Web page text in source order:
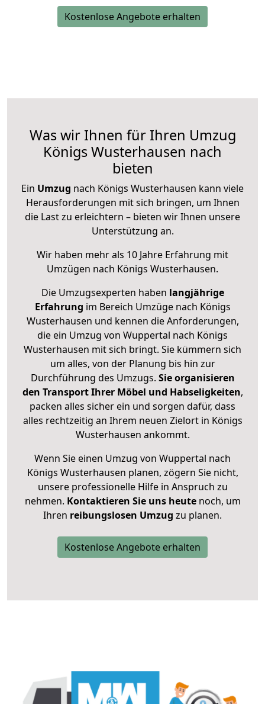
Kostenlose Angebote erhalten
Was wir Ihnen für Ihren Umzug
Königs Wusterhausen nach
bieten
Ein Umzug nach Königs Wusterhausen kann viele
Herausforderungen mit sich bringen, um Ihnen
die Last zu erleichtern – bieten wir Ihnen unsere
Unterstützung an.
Wir haben mehr als 10 Jahre Erfahrung mit
Umzügen nach Königs Wusterhausen.
Die Umzugsexperten haben langjährige
Erfahrung im Bereich Umzüge nach Königs
Wusterhausen und kennen die Anforderungen,
die ein Umzug von Wuppertal nach Königs
Wusterhausen mit sich bringt. Sie kümmern sich
um alles, von der Planung bis hin zur
Durchführung des Umzugs. Sie organisieren
den Transport Ihrer Möbel und Habseligkeiten,
packen alles sicher ein und sorgen dafür, dass
alles rechtzeitig an Ihrem neuen Zielort in Königs
Wusterhausen ankommt.
Wenn Sie einen Umzug von Wuppertal nach
Königs Wusterhausen planen, zögern Sie nicht,
unsere professionelle Hilfe in Anspruch zu
nehmen. Kontaktieren Sie uns heutenoch, um
Ihren reibungslosen Umzug zu planen.
Kostenlose Angebote erhalten